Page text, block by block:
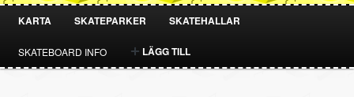
HOPPA
TILL
HOPPA
TILL
KARTA SKATEPARKER SKATEHALLAR
SKATEBOARD INFO LÄGG TILL